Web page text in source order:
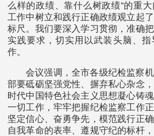
么样的政绩、靠什么树政绩”的重
工作中树立和践行正确政绩观立起
标尺。我们要深入学习贯彻，准确
实践要求，切实用以武装头脑、指
作。
会议强调，全市各级纪检监察
部要砥砺坚强党性、摒弃私心杂念
时代中国特色社会主义思想凝心铸
一切工作，牢牢把握纪检监察工作
坚定信心、奋勇争先，模范践行正
自我革命的表率、遵规守纪的标杆